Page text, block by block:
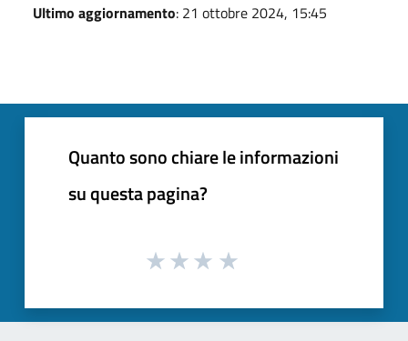
Ultimo aggiornamento: 21 ottobre 2024, 15:45
Quanto sono chiare le informazioni
su questa pagina?